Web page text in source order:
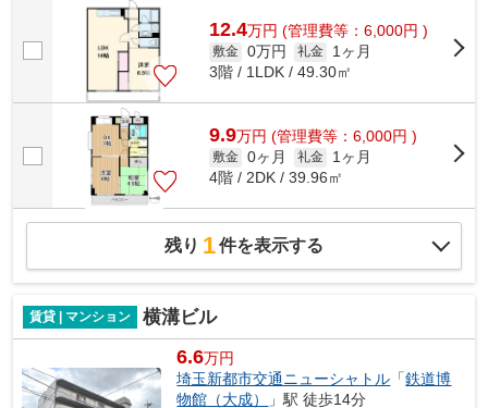
12.4万円 (管理費等：6,000円 )
敷金 0万円 礼金
1ヶ月
3階 / 1LDK / 49.30㎡
9.9万円 (管理費等：6,000円 )
敷金 0ヶ月 礼金
1ヶ月
4階 / 2DK / 39.96㎡
残り 1件を表示する
賃貸 | マンション 横溝ビル
6.6万円
埼玉新都市交通ニューシャトル 「鉄道博
物館（大成）
」駅 徒歩14分